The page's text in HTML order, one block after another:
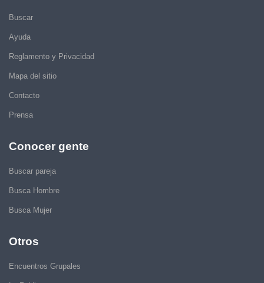
Buscar
Ayuda
Reglamento y Privacidad
Mapa del sitio
Contacto
Prensa
Conocer gente
Buscar pareja
Busca Hombre
Busca Mujer
Otros
Encuentros Grupales